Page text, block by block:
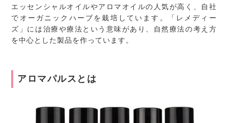
エッセンシャルオイルやアロマオイルの人気が高く、自社
でオーガニックハーブを栽培しています。「レメディー
ズ」には治療や療法という意味があり、自然療法の考え方
を中心とした製品を作っています。
アロマパルスとは